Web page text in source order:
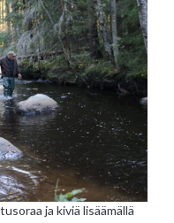
ja kiviä lisäämällä